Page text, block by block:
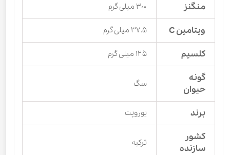
منگنز ۳۰۰ میلی گرم
ویتامین C ۳۷.۵ میلی گرم
کلسیم ۱۲۵ میلی گرم
گونه
حیوان
سگ
برند یوروپت
کشور
سازنده
ترکیه